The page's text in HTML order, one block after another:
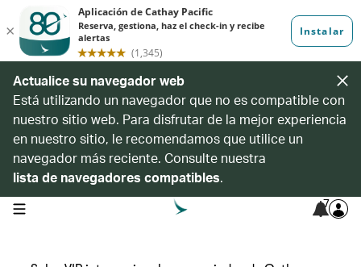
Actualice su navegador web
Está utilizando un navegador que no es compatible con
nuestro sitio web. Para disfrutar de la mejor experiencia
en nuestro sitio, le recomendamos que utilice un
navegador más reciente. Consulte nuestra
lista de navegadores compatibles.
open navigation menu 7